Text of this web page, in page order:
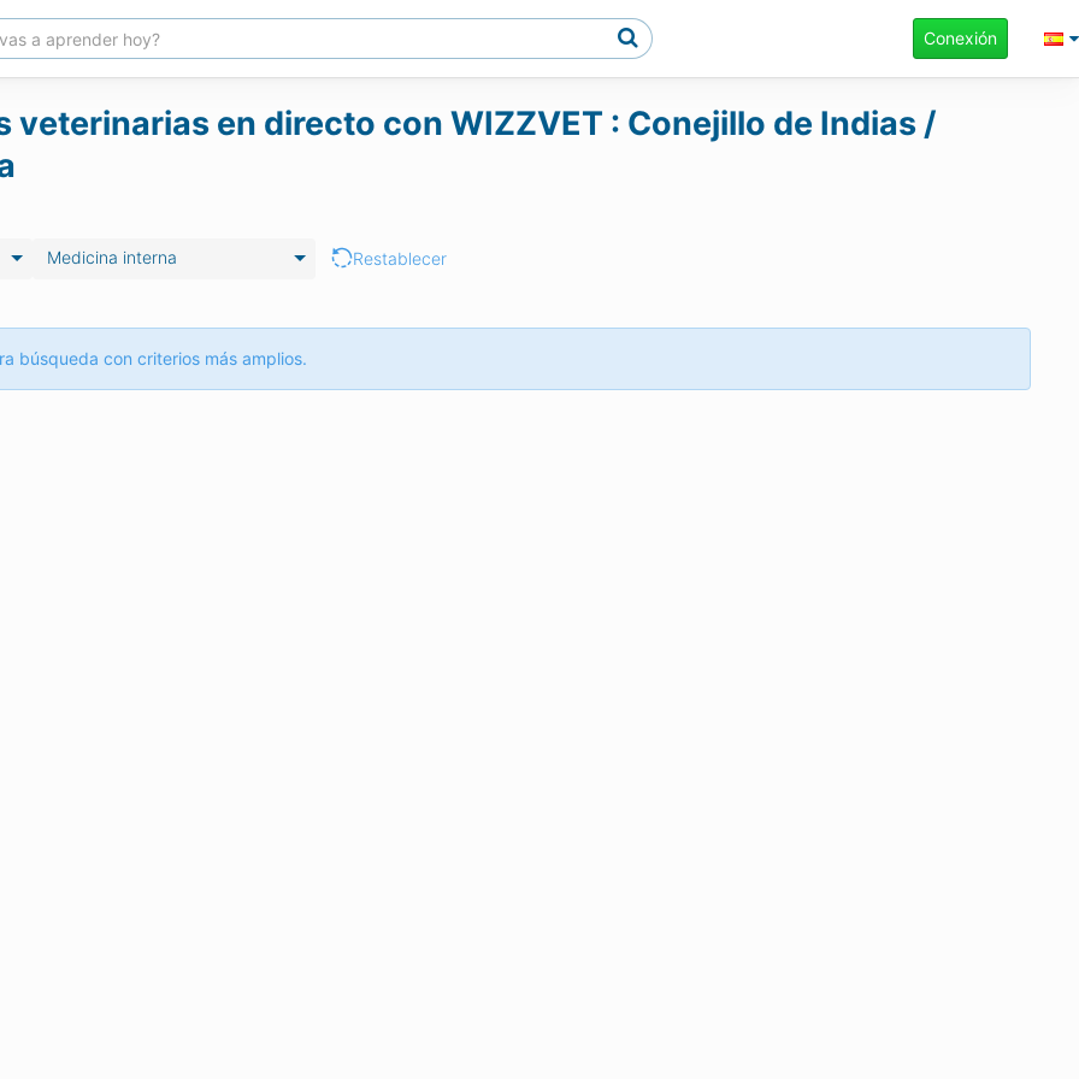
Conexión
veterinarias en directo con WIZZVET : Conejillo de Indias /
Medicina interna Restablecer
búsqueda con criterios más amplios.